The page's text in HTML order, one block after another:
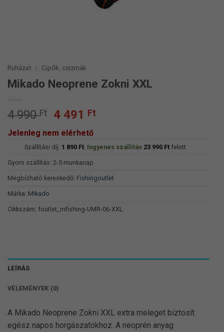
Ruházat / Cipők, csizmák
Mikado Neoprene Zokni XXL
4 990Ft
Original
price
was:
4
990 Ft.
4 491 Ft
4
Jelenleg nem elérhető
Szállítási díj: 1 890 Ft. Ingyenes szállítás 23 990 Ftfelett
Gyors szállítás: 2-5 munkanap
Megbízható kereskedő: Fishingoutlet
Márka: Mikado
Cikkszám: foutlet_mfishing-UMR-06-XXL
LEÍRÁS
VÉLEMÉNYEK (0)
A Mikado Neoprene Zokni XXL extra meleget biztosít
egész napos horgászatokhoz. A neoprén anyag